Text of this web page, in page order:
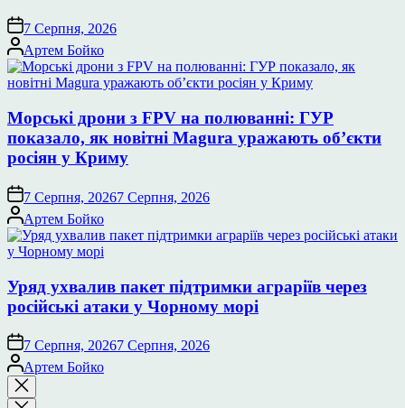
7 Серпня, 2026
Опубліковано
Артем Бойко
Морські дрони з FPV на полюванні: ГУР
показало, як новітні Magura уражають об’єкти
росіян у Криму
7 Серпня, 20267 Серпня, 2026
Опубліковано
Артем Бойко
Уряд ухвалив пакет підтримки аграріїв через
російські атаки у Чорному морі
7 Серпня, 20267 Серпня, 2026
Опубліковано
Артем Бойко
Закрити
пошук